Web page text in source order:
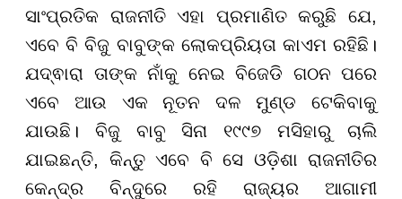
ସାଂପ୍ରତିକ ରାଜନୀତି ଏହା ପ୍ରମାଣିତ କରୁଛି ଯେ,
ଏବେ ବି ବିଜୁ ବାବୁଙ୍କ ଲୋକପ୍ରିୟତା କାଏମ ରହିଛି।
ଯଦ୍ଵାରା ତାଙ୍କ ନାଁକୁ ନେଇ ବିଜେଡି ଗଠନ ପରେ
ଏବେ ଆଉ ଏକ ନୂତନ ଦଳ ମୁଣ୍ଡ ଟେକିବାକୁ
ଯାଉଛି। ବିଜୁ ବାବୁ ସିନା ୧୯୯୭ ମସିହାରୁ ଚାଲି
ଯାଇଛନ୍ତି, କିନ୍ତୁ ଏବେ ବି ସେ ଓଡ଼ିଶା ରାଜନୀତିର
କେନ୍ଦ୍ର ବିନ୍ଦୁରେ ରହି ରାଜ୍ୟର ଆଗାମୀ